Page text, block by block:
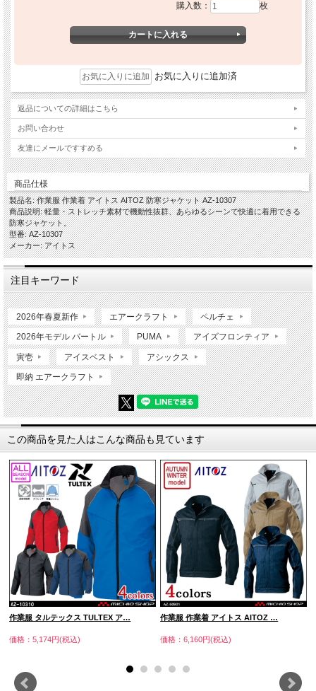
購入数： 枚
お気に入りに追加済
返品についての詳細はこちら
お問い合わせ
友達にメールですすめる
商品仕様
製品名: 作業服 作業着 アイトス AITOZ 防寒ジャケット AZ-10307
商品説明: 軽量・ストレッチ素材で機動性抜群、あらゆるシーンで快適に着用できる
防寒ジャケット。
型番: AZ-10307
メーカー: アイトス
注目キーワード
2026年春夏新作 エアークラフト ペルチェ
2026年モデル バートル PUMA アイズフロンティア
寅壱 アイスベスト アシックス
即納 エアークラフト
この商品を見た人はこんな商品も見ています
作業服 タルテックス TULTEX ア…
価格：5,174円(税込)
作業服 作業着 アイトス AITOZ …
価格：6,160円(税込)